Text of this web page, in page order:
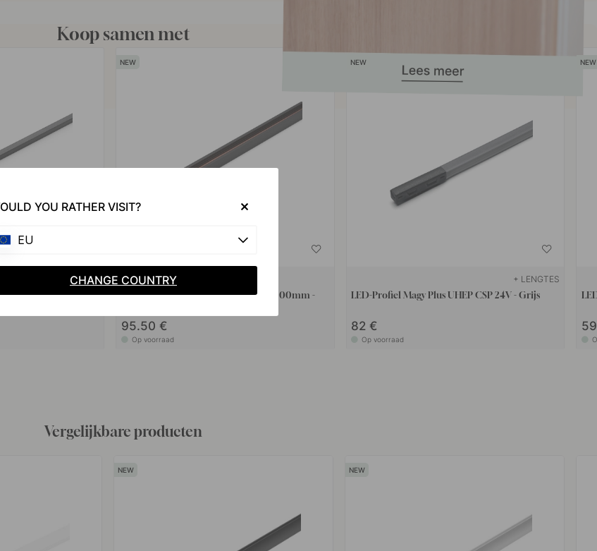
Koop samen met
- Zwart
Geëlektrificeerde Rail Magy 24V - 2000mm -
95.50 €
Op voorraad
+ LENGTES
LED-Profiel Magy Plus UHEP CSP 24V - Grijs
82 €
Op voorraad
Vergelijkbare producten
YOU RATHER VISIT?
EU
CHANGE COUNTRY